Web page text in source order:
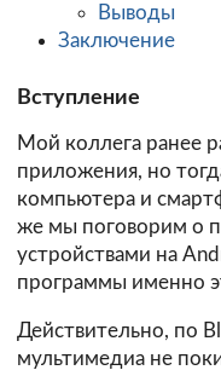
Выводы
Заключение
Вступление
Мой коллега ранее
приложения, но
компьютера и
же мы поговорим о
устройствами на
программы именно
Действительно, по
мультимедиа не